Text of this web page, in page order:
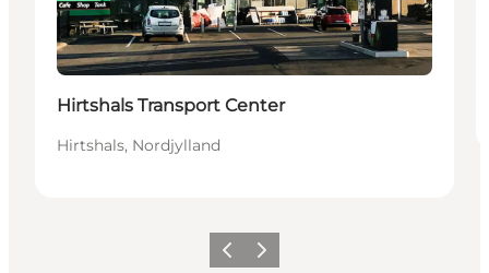
Hirtshals Transport Center
Hirtshals, Nordjylland
ForrigeNeste